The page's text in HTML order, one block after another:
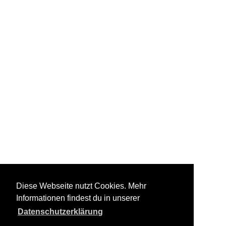
Diese Webseite nutzt Cookies. Mehr
Informationen findest du in unserer
Datenschutzerklärung